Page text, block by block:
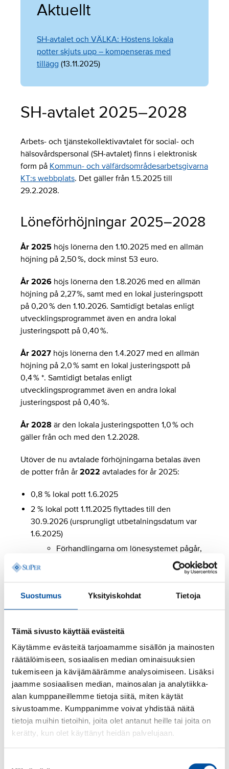
Suostumus Yksityiskohdat Tietoja
Tämä sivusto käyttää evästeitä
Käytämme evästeitä tarjoamamme sisällön ja mainosten
räätälöimiseen, sosiaalisen median ominaisuuksien
tukemiseen ja kävijämäärämme analysoimiseen. Lisäksi
jaamme sosiaalisen median, mainosalan ja analytiikka-
alan kumppaneillemme tietoja siitä, miten käytät
sivustoamme. Kumppanimme voivat yhdistää näitä
tietoja muihin tietoihin, joita olet antanut heille tai joita on
kerätty, kun olet käyttänyt heidän palvelujaan.
Aktuellt
SH-avtalet och VÄLKA: Höstens lokala
potter skjuts upp – kompenseras med
tillägg (13.11.2025)
SH-avtalet 2025–2028
Arbets- och tjänstekollektivavtalet för social- och
hälsovårdspersonal (SH-avtalet) finns i elektronisk
form på Kommun- och välfärdsområdesarbetsgivarna
KT:s webbplats. Det gäller från 1.5.2025 till
29.2.2028.
Löneförhöjningar 2025–2028
År 2025 höjs lönerna den 1.10.2025 med en allmän
höjning på 2,50 %, dock minst 53 euro.
År 2026 höjs lönerna den 1.8.2026 med en allmän
höjning på 2,27 %, samt med en lokal justeringspott
på 0,20 % den 1.10.2026. Samtidigt betalas enligt
utvecklingsprogrammet även en andra lokal
justeringspott på 0,40 %.
År 2027 höjs lönerna den 1.4.2027 med en allmän
höjning på 2,0 % samt en lokal justeringspott på
0,4 % *. Samtidigt betalas enligt
utvecklingsprogrammet även en andra lokal
justeringspost på 0,40 %.
År 2028 är den lokala justeringspotten 1,0 % och
gäller från och med den 1.2.2028.
Utöver de nu avtalade förhöjningarna betalas även
de potter från år 2022 avtalades för år 2025:
0,8 % lokal pott 1.6.2025
2 % lokal pott 1.11.2025 flyttades till den
30.9.2026 (ursprungligt utbetalningsdatum var
1.6.2025)
Förhandlingarna om lönesystemet pågår,
motsvarande den lokala potten betalas
från och med 1.11.2025 tills det nya
lönesystemet har tagits i bruk.
Den procentuella lönetilläggen kommer
januari, april, juli och oktober 2026.
Det nya lönesystemet ska vara i bruk senast
1.10.2026.
Engångsersättningen av 140 euro betalas ut i
samband med löneutbetalningen i augusti 2025.
*Löneförhöjningarna för år 2027 är kopplade till
kollektivavtalet för arbetstagare inom
teknologiindustrin så att om nämnda avtal för det
året i det ifrågavarande avtalet ändras, ändras även